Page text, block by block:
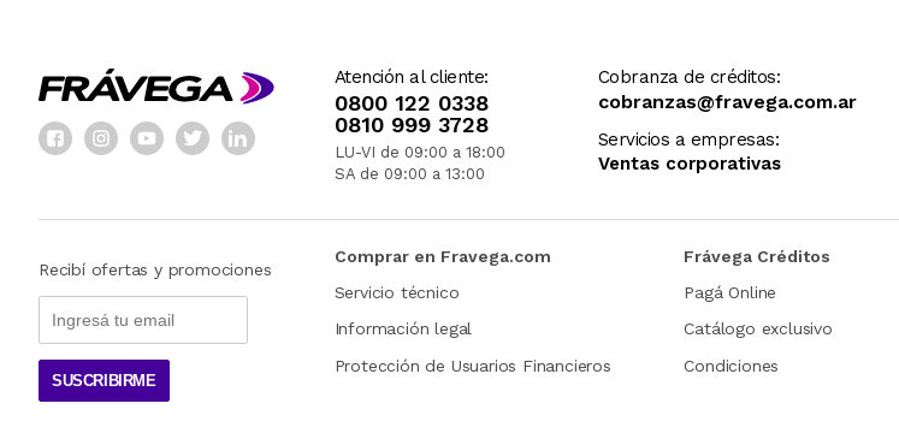
Atención al cliente:
0800 122 0338
0810 999 3728
LU-VI de 09:00 a 18:00
SA de 09:00 a 13:00
Cobranza de créditos:
cobranzas@fravega.com.ar
Servicios a empresas:
Ventas corporativas
Recibí ofertas y promociones
SUSCRIBIRME
Comprar en Fravega.com
Servicio técnico
Información legal
Protección de Usuarios Financieros
Frávega Créditos
Pagá Online
Catálogo exclusivo
Condiciones